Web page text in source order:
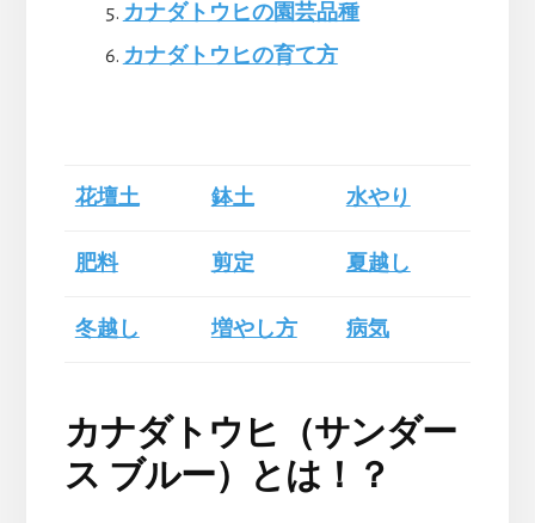
カナダトウヒの園芸品種
カナダトウヒの育て方
花壇土 鉢土 水やり
肥料 剪定 夏越し
冬越し 増やし方 病気
カナダトウヒ（サンダー
ス ブルー）とは！？